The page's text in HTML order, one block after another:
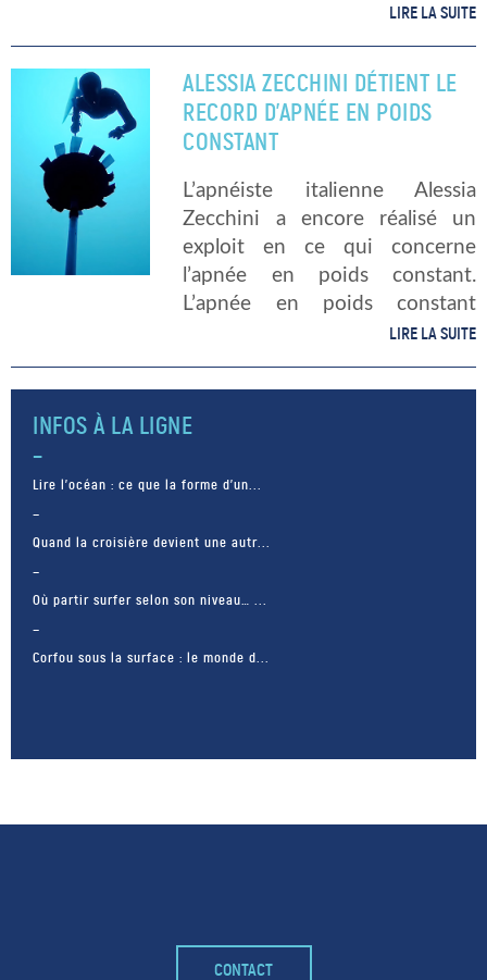
surface, toujours aux Bahamas.
plongeurs parmi les meilleurs
apnéistes du monde dans le
Dean’s […]
LIRE LA SUITE
ALESSIA ZECCHINI DÉTIENT LE
RECORD D’APNÉE EN POIDS
CONSTANT
L’apnéiste italienne Alessia
Zecchini a encore réalisé un
exploit en ce qui concerne
l’apnée en poids constant.
L’apnée en poids constant
consiste à descendre le plus
par ses propres moyens.
Souvent aidée d’une
LIRE LA SUITE
INFOS À LA LIGNE
Lire l’océan : ce que la forme d’un...
Quand la croisière devient une autr...
Où partir surfer selon son niveau… ...
Corfou sous la surface : le monde d...
CONTACT